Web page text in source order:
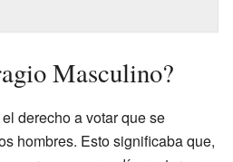
Masculino?
derecho a votar que se
hombres. Esto significaba que,